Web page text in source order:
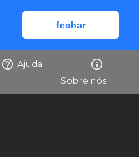
fechar
Ajuda
Sobre nós